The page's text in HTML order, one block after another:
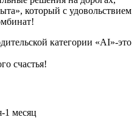
который с удовольствием
категории «АI»-это
счастья!
1 месяц